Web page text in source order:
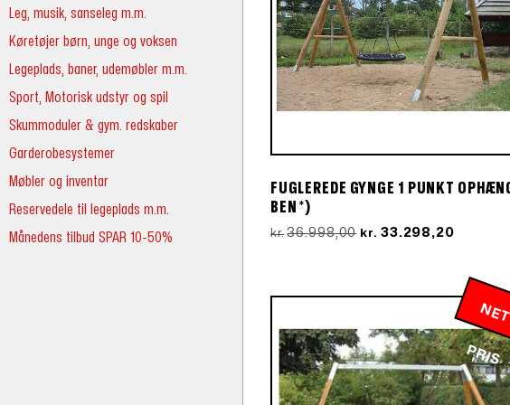
Leg, musik, sanseleg m.m.
Køretøjer børn, unge og voksen
Legeplads, baner, udemøbler m.m.
Sport, Motorisk udstyr og spil
Skummoduler & gym. redskaber
Garderobesystemer
Møbler og inventar
Reservedele til legeplads m.m.
Månedens tilbud SPAR 10-50%
FUGLEREDE GYNGE 1 PUNKT
BEN *)
kr. 36.998,00 Den
kr.36.998,00.
kr. 33.298,20Den
er:
P
IS